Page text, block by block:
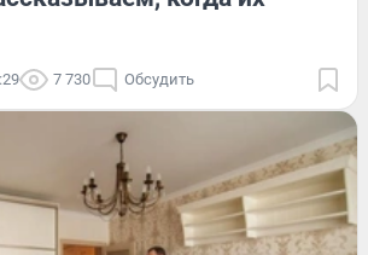
7 730 Обсудить